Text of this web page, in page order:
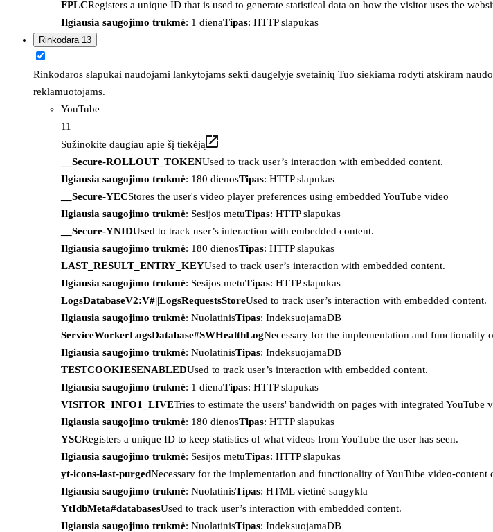
FPLCRegisters a unique ID that is used to generate statistical data on how the visitor uses the
Ilgiausia saugojimo trukmė: 1 dienaTipas: HTTP slapukas
Rinkodara 13
Rinkodaros slapukai naudojami lankytojams sekti daugelyje svetainių Tuo siekiama rodyti atskiram
reklamuotojams.
YouTube
11
Sužinokite daugiau apie šį tiekėją
__Secure-ROLLOUT_TOKENUsed to track user’s interaction with embedded content.
Ilgiausia saugojimo trukmė: 180 dienosTipas: HTTP slapukas
__Secure-YECStores the user's video player preferences using embedded YouTube video
Ilgiausia saugojimo trukmė: Sesijos metuTipas: HTTP slapukas
__Secure-YNIDUsed to track user’s interaction with embedded content.
Ilgiausia saugojimo trukmė: 180 dienosTipas: HTTP slapukas
LAST_RESULT_ENTRY_KEYUsed to track user’s interaction with embedded content.
Ilgiausia saugojimo trukmė: Sesijos metuTipas: HTTP slapukas
LogsDatabaseV2:V#||LogsRequestsStoreUsed to track user’s interaction with embedded content.
Ilgiausia saugojimo trukmė: NuolatinisTipas: IndeksuojamaDB
ServiceWorkerLogsDatabase#SWHealthLogNecessary for the implementation and functionality
Ilgiausia saugojimo trukmė: NuolatinisTipas: IndeksuojamaDB
TESTCOOKIESENABLEDUsed to track user’s interaction with embedded content.
Ilgiausia saugojimo trukmė: 1 dienaTipas: HTTP slapukas
VISITOR_INFO1_LIVETries to estimate the users' bandwidth on pages with integrated YouTube
Ilgiausia saugojimo trukmė: 180 dienosTipas: HTTP slapukas
YSCRegisters a unique ID to keep statistics of what videos from YouTube the user has seen.
Ilgiausia saugojimo trukmė: Sesijos metuTipas: HTTP slapukas
yt-icons-last-purgedNecessary for the implementation and functionality of YouTube video-content
Ilgiausia saugojimo trukmė: NuolatinisTipas: HTML vietinė saugykla
YtIdbMeta#databasesUsed to track user’s interaction with embedded content.
Ilgiausia saugojimo trukmė: NuolatinisTipas: IndeksuojamaDB